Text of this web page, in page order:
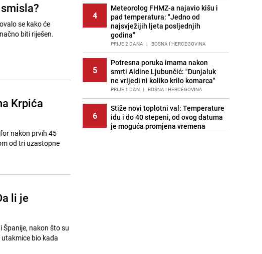
se kako će
biti riješen.
Krpića
nakon prvih 45
od tri uzastopne
li je
Španije, nakon što su
bio kada
4
Meteorolog FHMZ-a najavio kišu i
pad temperatura: "Jedno od
najsvježijih ljeta posljednjih
godina"
PRIJE 2 DANA | BOSNA I HERCEGOVINA
5
Potresna poruka imama nakon
smrti Aldine Ljubunčić: "Dunjaluk
ne vrijedi ni koliko krilo komarca"
PRIJE 1 DAN | BOSNA I HERCEGOVINA
6
Stiže novi toplotni val: Temperature
idu i do 40 stepeni, od ovog datuma
je moguća promjena vremena